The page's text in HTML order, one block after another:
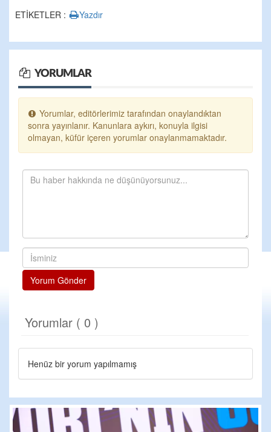
ETİKETLER : Yazdır
YORUMLAR
Yorumlar, editörlerimiz tarafından onaylandıktan
sonra yayınlanır. Kanunlara aykırı, konuyla ilgisi
olmayan, küfür içeren yorumlar onaylanmamaktadır.
Yorum Gönder
Yorumlar ( 0 )
Henüz bir yorum yapılmamış